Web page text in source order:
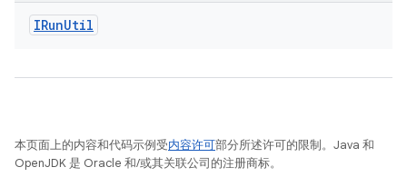
IRunUtil
本页面上的内容和代码示例受内容许可部分所述许可的限制。Java 和
OpenJDK 是 Oracle 和/或其关联公司的注册商标。